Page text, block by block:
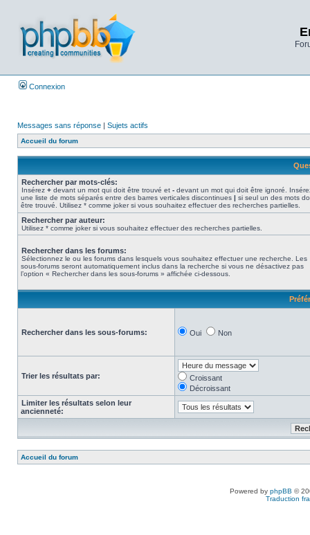
Connexion
Messages sans réponse | Sujets actifs
Accueil du forum
Rechercher par mots-clés:
Insérez + devant un mot qui doit être trouvé et - devant un mot qui doit être ignoré.
une liste de mots séparés entre des barres verticales discontinues | si seul un des mots
être trouvé. Utilisez * comme joker si vous souhaitez effectuer des recherches partielles.
Rechercher par auteur:
Utilisez * comme joker si vous souhaitez effectuer des recherches partielles.
Rechercher dans les forums:
Sélectionnez le ou les forums dans lesquels vous souhaitez effectuer une recherche. Les
sous-forums seront automatiquement inclus dans la recherche si vous ne désactivez pas
l’option « Rechercher dans les sous-forums » affichée ci-dessous.
Rechercher dans les sous-forums: Oui Non
Trier les résultats par:
Croissant
Décroissant
Limiter les résultats selon leur
ancienneté:
Accueil du forum
Powered by phpBB ©
Traduction